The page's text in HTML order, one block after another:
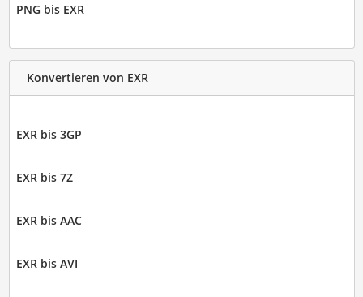
PNG bis EXR
Konvertieren von EXR
EXR bis 3GP
EXR bis 7Z
EXR bis AAC
EXR bis AVI